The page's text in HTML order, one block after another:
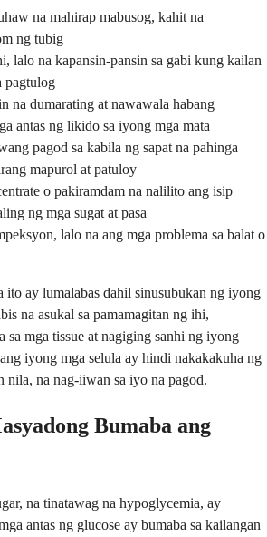
na mahirap mabusog, kahit na
ng tubig
lalo na kapansin-pansin sa gabi kung kailan
pagtulog
na dumarating at nawawala habang
antas ng likido sa iyong mga mata
pagod sa kabila ng sapat na pahinga
mapurol at patuloy
o pakiramdam na nalilito ang isip
ng mga sugat at pasa
lalo na ang mga problema sa balat o
ito ay lumalabas dahil sinusubukan ng iyong
na asukal sa pamamagitan ng ihi,
mga tissue at nagiging sanhi ng iyong
iyong mga selula ay hindi nakakakuha ng
nila, na nag-iiwan sa iyo na pagod.
Bumaba ang
na tinatawag na hypoglycemia, ay
antas ng glucose ay bumaba sa kailangan